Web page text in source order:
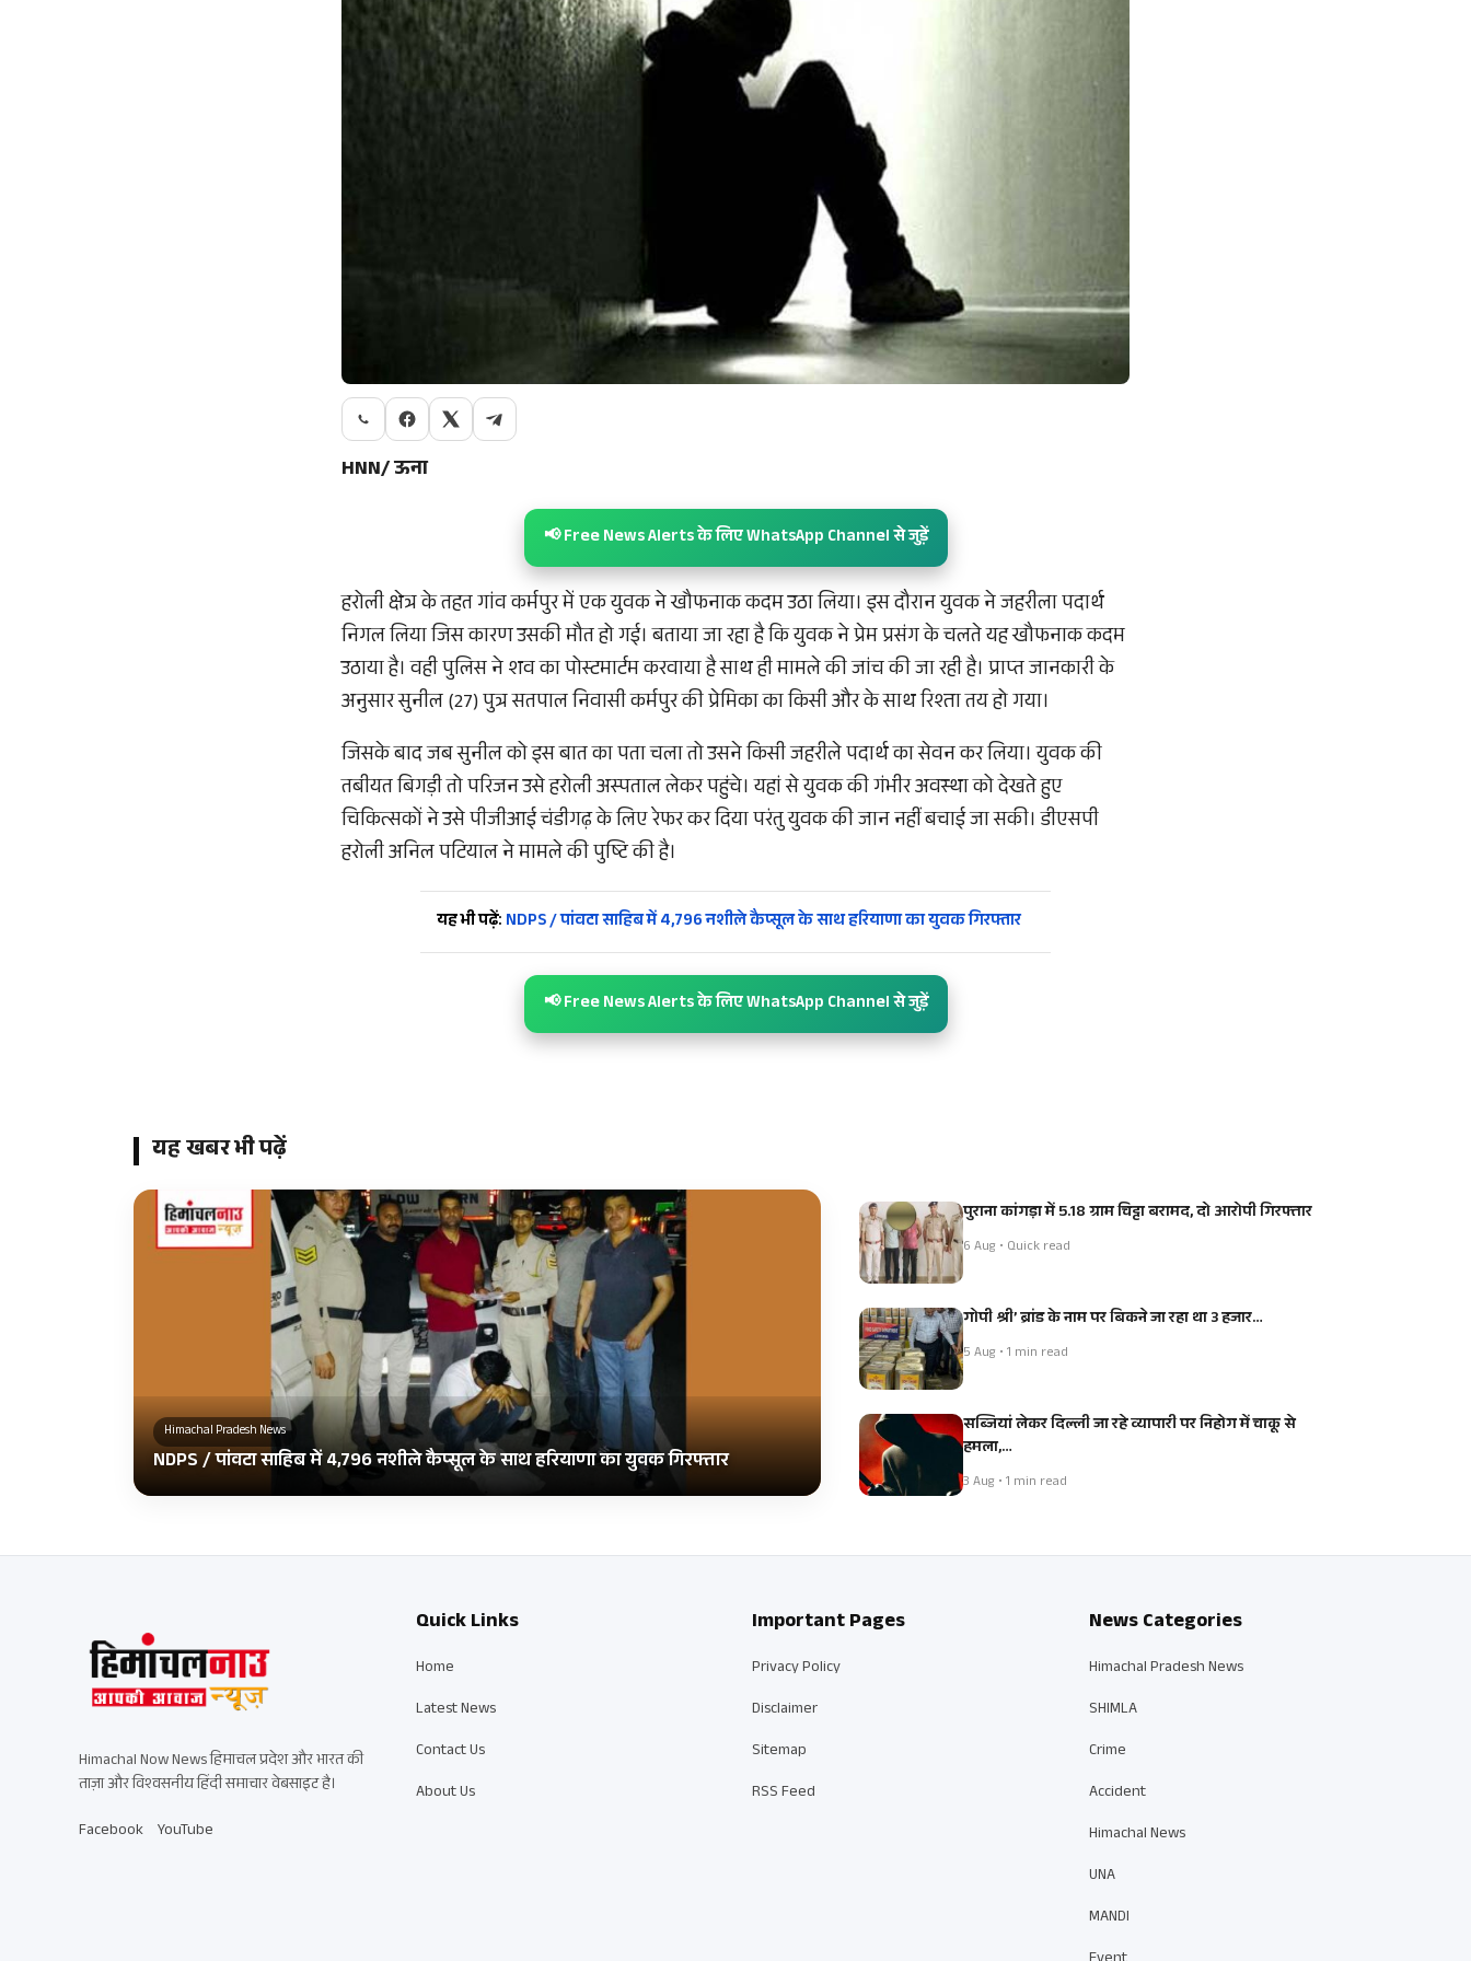
HNN/ ऊना
📢 Free News Alerts के लिए WhatsApp Channel से जुड़ें
हरोली क्षेत्र के तहत गांव कर्मपुर में एक युवक ने खौफनाक कदम उठा लिया। इस दौरान युवक ने जहरीला पदार्थ
निगल लिया जिस कारण उसकी मौत हो गई। बताया जा रहा है कि युवक ने प्रेम प्रसंग के चलते यह खौफनाक कदम
उठाया है। वही पुलिस ने शव का पोस्टमार्टम करवाया है साथ ही मामले की जांच की जा रही है। प्राप्त जानकारी के
अनुसार सुनील (27) पुत्र सतपाल निवासी कर्मपुर की प्रेमिका का किसी और के साथ रिश्ता तय हो गया।
जिसके बाद जब सुनील को इस बात का पता चला तो उसने किसी जहरीले पदार्थ का सेवन कर लिया। युवक की
तबीयत बिगड़ी तो परिजन उसे हरोली अस्पताल लेकर पहुंचे। यहां से युवक की गंभीर अवस्था को देखते हुए
चिकित्सकों ने उसे पीजीआई चंडीगढ़ के लिए रेफर कर दिया परंतु युवक की जान नहीं बचाई जा सकी। डीएसपी
हरोली अनिल पटियाल ने मामले की पुष्टि की है।
यह भी पढ़ें: NDPS / पांवटा साहिब में 4,796 नशीले कैप्सूल के साथ हरियाणा का युवक गिरफ्तार
📢 Free News Alerts के लिए WhatsApp Channel से जुड़ें
यह खबर भी पढ़ें
Himachal Pradesh News
NDPS / पांवटा साहिब में 4,796 नशीले कैप्सूल के साथ हरियाणा का युवक गिरफ्तार
पुराना कांगड़ा में 5.18 ग्राम चिट्टा बरामद, दो आरोपी गिरफ्तार
6 Aug • Quick read
गोपी श्री’ ब्रांड के नाम पर बिकने जा रहा था 3 हजार…
5 Aug • 1 min read
सब्जियां लेकर दिल्ली जा रहे व्यापारी पर निहोग में चाकू से
हमला,…
3 Aug • 1 min read
Himachal Now News हिमाचल प्रदेश और भारत की
ताज़ा और विश्वसनीय हिंदी समाचार वेबसाइट है।
Facebook YouTube
Quick Links
Home
Latest News
Contact Us
About Us
Important Pages
Privacy Policy
Disclaimer
Sitemap
RSS Feed
News Categories
Himachal Pradesh News
SHIMLA
Crime
Accident
Himachal News
UNA
MANDI